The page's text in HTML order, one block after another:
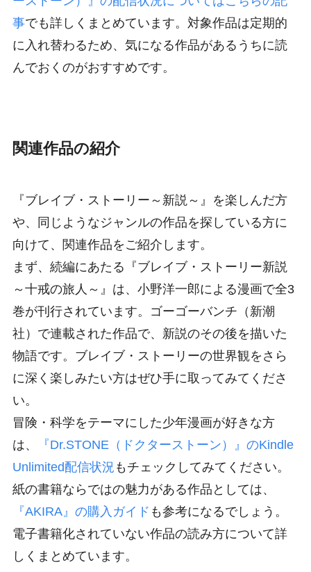
事でも詳しくまとめています。対象作品は定期的
に入れ替わるため、気になる作品があるうちに読
んでおくのがおすすめです。
関連作品の紹介
『ブレイブ・ストーリー～新説～』を楽しんだ方
や、同じようなジャンルの作品を探している方に
向けて、関連作品をご紹介します。
まず、続編にあたる『ブレイブ・ストーリー新説
～十戒の旅人～』は、小野洋一郎による漫画で全3
巻が刊行されています。ゴーゴーバンチ（新潮
社）で連載された作品で、新説のその後を描いた
物語です。ブレイブ・ストーリーの世界観をさら
に深く楽しみたい方はぜひ手に取ってみてくださ
い。
冒険・科学をテーマにした少年漫画が好きな方
は、
『Dr.STONE（ドクターストーン）』のKindle
Unlimited配信状況 もチェックしてみてください。
紙の書籍ならではの魅力がある作品としては、
『AKIRA』の購入ガイド も参考になるでしょう。
電子書籍化されていない作品の読み方について詳
しくまとめています。